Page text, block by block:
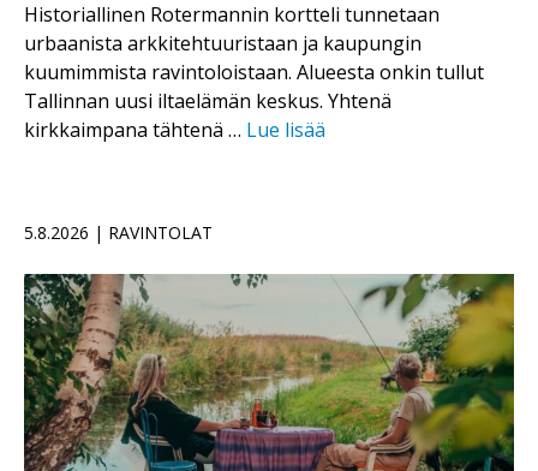
Historiallinen Rotermannin kortteli tunnetaan
urbaanista arkkitehtuuristaan ja kaupungin
kuumimmista ravintoloistaan. Alueesta onkin tullut
Tallinnan uusi iltaelämän keskus. Yhtenä
kirkkaimpana tähtenä … Lue lisää
5.8.2026 | RAVINTOLAT